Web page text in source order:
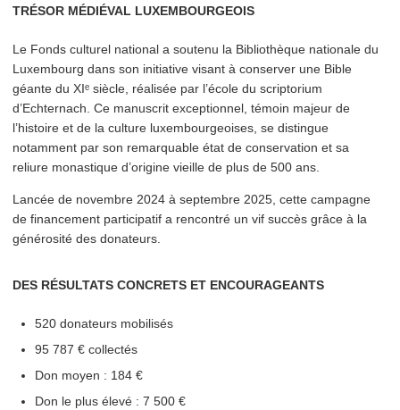
TRÉSOR MÉDIÉVAL LUXEMBOURGEOIS
Le Fonds culturel national a soutenu la Bib­lio­thèque nationale du
Luxembourg dans son initiative visant à conserver une Bible
géante du XIᵉ siècle, réalisée par l’école du scriptorium
d’Echternach. Ce manuscrit excep­tion­nel, témoin majeur de
l’histoire et de la culture lux­em­bour­geois­es, se distingue
notamment par son remarquable état de con­ser­va­tion et sa
reliure monastique d’origine vieille de plus de 500 ans.
Lancée de novembre 2024 à septembre 2025, cette campagne
de financement par­tic­i­patif a rencontré un vif succès grâce à la
générosité des donateurs.
DES RÉSULTATS CONCRETS ET ENCOURAGEANTS
520 donateurs mobilisés
95 787 € collectés
Don moyen : 184 €
Don le plus élevé : 7 500 €